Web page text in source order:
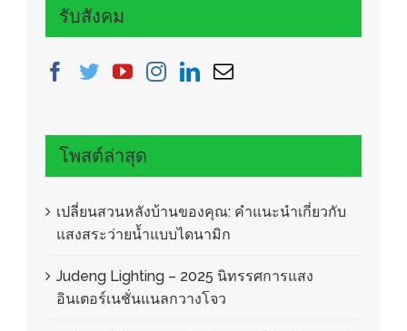
รับสังคม
โพสต์ล่าสุด
เปลี่ยนสวนหลังบ้านของคุณ: คำแนะนำเกี่ยวกับ
แสงสระว่ายน้ำแบบไดนามิก
Judeng Lighting – 2025 นิทรรศการแสง
อินเตอร์เนชั่นแนลกวางโจว